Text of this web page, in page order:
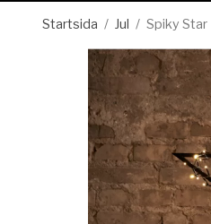
Startsida / Jul / Spiky Star